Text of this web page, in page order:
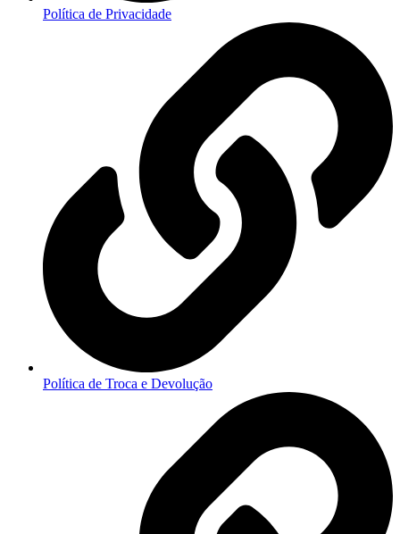
Política de Privacidade
Política de Troca e Devolução